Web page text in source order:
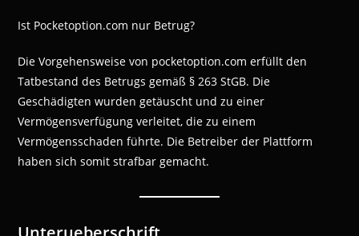
Ist Pocketoption.com nur Betrug?
Die Vorgehensweise von pocketoption.com erfüllt den
Tatbestand des Betrugs gemäß § 263 StGB. Die
Geschädigten wurden getäuscht und zu einer
Vermögensverfügung verleitet, die zu einem
Vermögensschaden führte. Die Betreiber der Plattform
haben sich somit strafbar gemacht.